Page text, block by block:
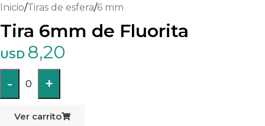
Inicio/Tiras de esfera/6 mm
Tira 6mm de Fluorita
USD 8,20
- 0 +
Ver carrito